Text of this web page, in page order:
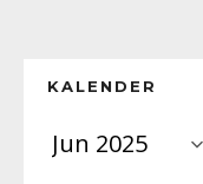
KALENDER